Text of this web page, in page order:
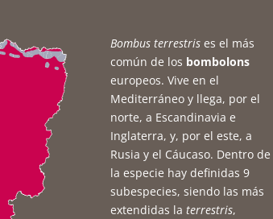
Bombus terrestris es el más
común de los bombolons
europeos. Vive en el
Mediterráneo y llega, por el
norte, a Escandinavia e
Inglaterra, y, por el este, a
Rusia y el Cáucaso. Dentro de
la especie hay definidas 9
subespecies, siendo las más
extendidas la terrestris,